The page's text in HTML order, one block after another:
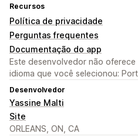
Recursos
Política de privacidade
Perguntas frequentes
Documentação do app
Este desenvolvedor não
idioma que você selecionou:
Desenvolvedor
Yassine Malti
Site
ORLEANS, ON, CA